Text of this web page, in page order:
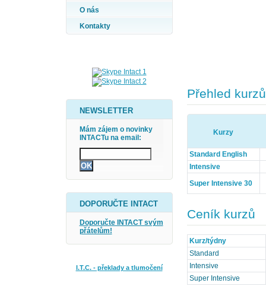
O nás
Kontakty
NEWSLETTER
Mám zájem o novinky
INTACTu na email:
DOPORUČTE INTACT
Doporučte INTACT svým
přátelům!
I.T.C. - překlady a tlumočení
Přehled kurzů
Kurzy
Standard English
Intensive
Super Intensive 30
Ceník kurzů
Kurz/týdny
Standard
Intensive
Super Intensive